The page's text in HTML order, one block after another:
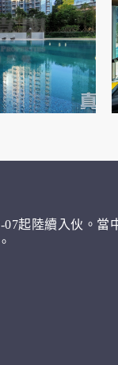
起陸續入伙。當